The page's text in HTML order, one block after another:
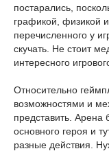
постарались,
графикой, физикой
перечисленного у
скучать. Не стоит
интересного
Относительно
возможностями и
представить. Арена
основного героя и
разные действия.